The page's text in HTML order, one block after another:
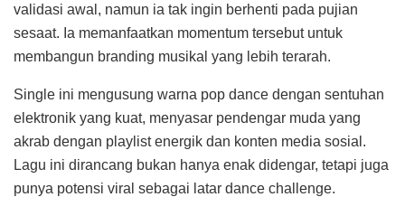
validasi awal, namun ia tak ingin berhenti pada pujian
sesaat. Ia memanfaatkan momentum tersebut untuk
membangun branding musikal yang lebih terarah.
Single ini mengusung warna pop dance dengan sentuhan
elektronik yang kuat, menyasar pendengar muda yang
akrab dengan playlist energik dan konten media sosial.
Lagu ini dirancang bukan hanya enak didengar, tetapi juga
punya potensi viral sebagai latar dance challenge.